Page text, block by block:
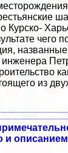
Курско-
чего
инженера
из
и описанием